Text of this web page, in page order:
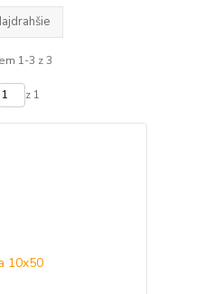
1-3 z 3
z 1